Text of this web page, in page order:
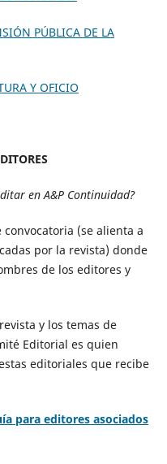
PÚBLICA DE LA
Y OFICIO
en A&P Continuidad?
(se alienta a
por la revista) donde
de los editores y
y los temas de
Editorial es quien
editoriales que recibe
para editores asociados